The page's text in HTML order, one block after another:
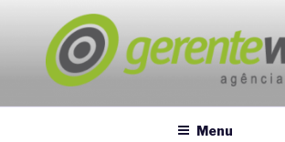
conteúdo
GERENTEWEB
Menu